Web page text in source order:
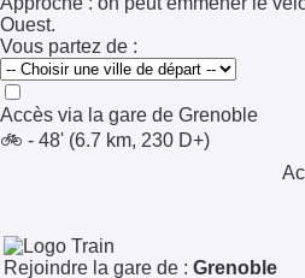
Ouest.
Vous partez de :
Accès via la gare de Grenoble
🚲 - 48' (6.7 km, 230 D+)
Rejoindre la gare de : Grenoble